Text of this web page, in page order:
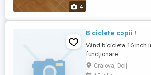
4
Biciclete copii !
Vând bicicleta 16 inch
funcționare
Craiova, Dolj